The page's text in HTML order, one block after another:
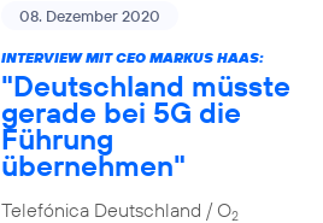
08. Dezember 2020
INTERVIEW MIT CEO MARKUS HAAS:
"Deutschland müsste
gerade bei 5G die
Führung
übernehmen"
Telefónica Deutschland / O2